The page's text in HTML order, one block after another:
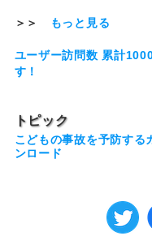
＞＞ もっと見る
ユーザー訪問数 累計
す！
トピック
こどもの事故を予防す
ンロード